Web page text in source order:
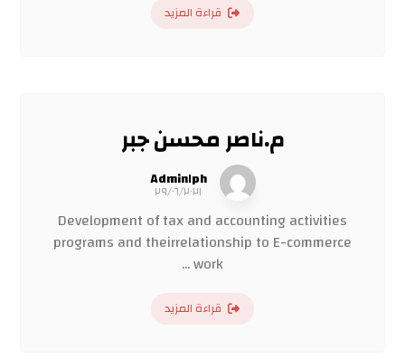
قراءة المزيد
م.ناصر محسن جبر
Admin١ph
٢٩/٠٦/٢٠٢١
Development of tax and accounting activities
programs and theirrelationship to E-commerce
work ...
قراءة المزيد